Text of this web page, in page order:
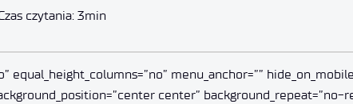
czytania: 3min
equal_height_columns=”no” menu_anchor=””
center” background_repeat=”no-